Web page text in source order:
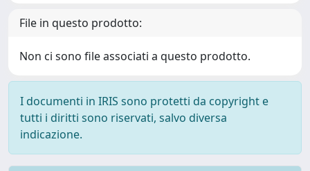
File in questo prodotto:
Non ci sono file associati a questo prodotto.
I documenti in IRIS sono protetti da copyright e
tutti i diritti sono riservati, salvo diversa
indicazione.